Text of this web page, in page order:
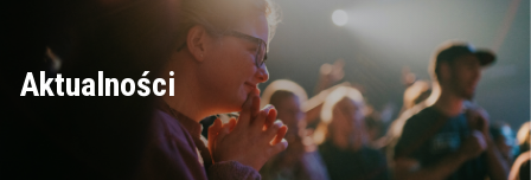
Aktualności